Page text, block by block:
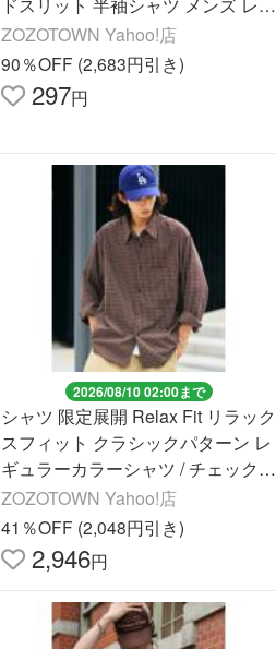
ィース
ZOZOTOWN Yahoo!店
90％OFF (2,683円引き)
297円
2026/08/10 02:00まで
シャツ 限定展開 Relax Fit リラック
スフィット クラシックパターン レ
ギュラーカラーシャツ / チェック柄
/ ストライプ柄 メンズ レディース
ZOZOTOWN Yahoo!店
41％OFF (2,048円引き)
2,946円